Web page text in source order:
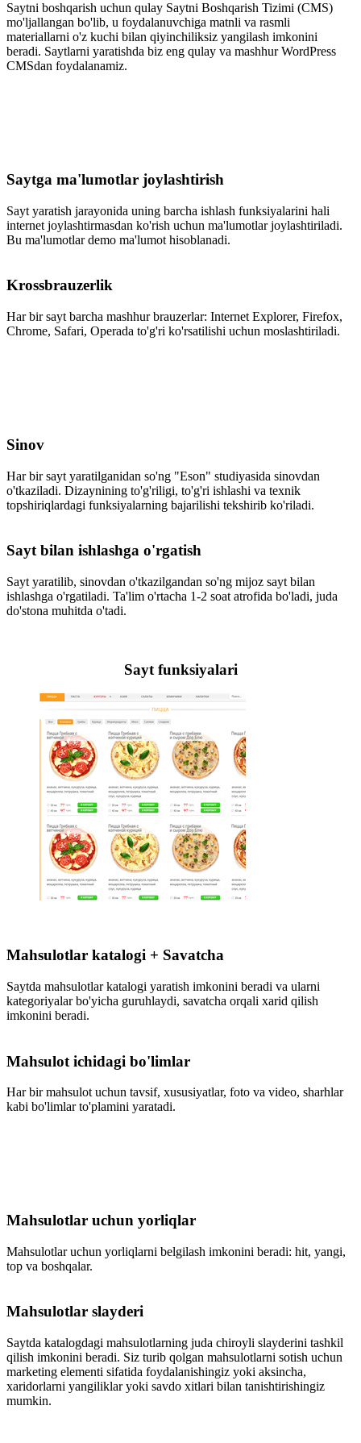
Saytni boshqarish uchun qulay Saytni Boshqarish Tizimi (CMS)
mo'ljallangan bo'lib, u foydalanuvchiga matnli va rasmli
materiallarni o'z kuchi bilan qiyinchiliksiz yangilash imkonini
beradi. Saytlarni yaratishda biz eng qulay va mashhur WordPress
CMSdan foydalanamiz.
Saytga ma'lumotlar joylashtirish
Sayt yaratish jarayonida uning barcha ishlash funksiyalarini hali
internet joylashtirmasdan ko'rish uchun ma'lumotlar joylashtiriladi.
Bu ma'lumotlar demo ma'lumot hisoblanadi.
Krossbrauzerlik
Har bir sayt barcha mashhur brauzerlar: Internet Explorer, Firefox,
Chrome, Safari, Operada to'g'ri ko'rsatilishi uchun moslashtiriladi.
Sinov
Har bir sayt yaratilganidan so'ng "Eson" studiyasida sinovdan
o'tkaziladi. Dizaynining to'g'riligi, to'g'ri ishlashi va texnik
topshiriqlardagi funksiyalarning bajarilishi tekshirib ko'riladi.
Sayt bilan ishlashga o'rgatish
Sayt yaratilib, sinovdan o'tkazilgandan so'ng mijoz sayt bilan
ishlashga o'rgatiladi. Ta'lim o'rtacha 1-2 soat atrofida bo'ladi, juda
do'stona muhitda o'tadi.
Sayt funksiyalari
Mahsulotlar katalogi + Savatcha
Saytda mahsulotlar katalogi yaratish imkonini beradi va ularni
kategoriyalar bo'yicha guruhlaydi, savatcha orqali xarid qilish
imkonini beradi.
Mahsulot ichidagi bo'limlar
Har bir mahsulot uchun tavsif, xususiyatlar, foto va video, sharhlar
kabi bo'limlar to'plamini yaratadi.
Mahsulotlar uchun yorliqlar
Mahsulotlar uchun yorliqlarni belgilash imkonini beradi: hit, yangi,
top va boshqalar.
Mahsulotlar slayderi
Saytda katalogdagi mahsulotlarning juda chiroyli slayderini tashkil
qilish imkonini beradi. Siz turib qolgan mahsulotlarni sotish uchun
marketing elementi sifatida foydalanishingiz yoki aksincha,
xaridorlarni yangiliklar yoki savdo xitlari bilan tanishtirishingiz
mumkin.